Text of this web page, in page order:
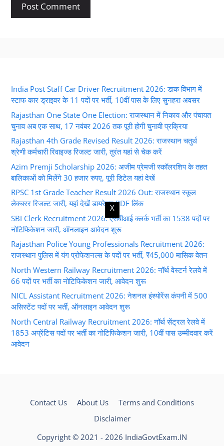
India Post Staff Car Driver Recruitment 2026: डाक विभाग में
स्टाफ कार ड्राइवर के 11 पदों पर भर्ती, 10वीं पास के लिए सुनहरा अवसर
Rajasthan One State One Election: राजस्थान में निकाय और पंचायत
चुनाव अब एक साथ, 17 नवंबर 2026 तक पूरी होगी चुनावी प्रक्रिया
Rajasthan 4th Grade Revised Result 2026: राजस्थान चतुर्थ
श्रेणी कर्मचारी रिवाइज्ड रिजल्ट जारी, तुरंत यहां से चेक करें
Azim Premji Scholarship 2026: अजीम प्रेमजी स्कॉलरशिप के तहत
बालिकाओं को मिलेंगे 30 हजार रुपए, पूरी डिटेल यहां देखें
RPSC 1st Grade Teacher Result 2026 Out: राजस्थान स्कूल
लेक्चरर रिजल्ट जारी, यहां देखें डायरेक्ट PDF लिंक
SBI Clerk Recruitment 2026: एसबीआई क्लर्क भर्ती का 1538 पदों पर
नोटिफिकेशन जारी, ऑनलाइन आवेदन शुरू
Rajasthan Police Young Professionals Recruitment 2026:
राजस्थान पुलिस में यंग प्रोफेशनल्स के पदों पर भर्ती, ₹45,000 मासिक वेतन
North Western Railway Recruitment 2026: नॉर्थ वेस्टर्न रेलवे में
66 पदों पर भर्ती का नोटिफिकेशन जारी, आवेदन शुरू
NICL Assistant Recruitment 2026: नेशनल इंश्योरेंस कंपनी में 500
असिस्टेंट पदों पर भर्ती, ऑनलाइन आवेदन शुरू
North Central Railway Recruitment 2026: नॉर्थ सेंट्रल रेलवे में
1853 अप्रेंटिस पदों पर भर्ती का नोटिफिकेशन जारी, 10वीं पास उम्मीदवार करें
आवेदन
Contact Us About Us
Terms and Conditions
Disclaimer
Copyright © 2021 - 2026 IndiaGovtExam.IN
X